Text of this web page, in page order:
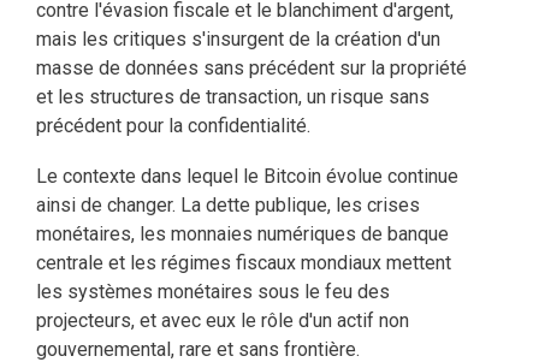
contre l'évasion fiscale et le blanchiment d'argent,
mais les critiques s'insurgent de la création d'un
masse de données sans précédent sur la propriété
et les structures de transaction, un risque sans
précédent pour la confidentialité.
Le contexte dans lequel le Bitcoin évolue continue
ainsi de changer. La dette publique, les crises
monétaires, les monnaies numériques de banque
centrale et les régimes fiscaux mondiaux mettent
les systèmes monétaires sous le feu des
projecteurs, et avec eux le rôle d'un actif non
gouvernemental, rare et sans frontière.